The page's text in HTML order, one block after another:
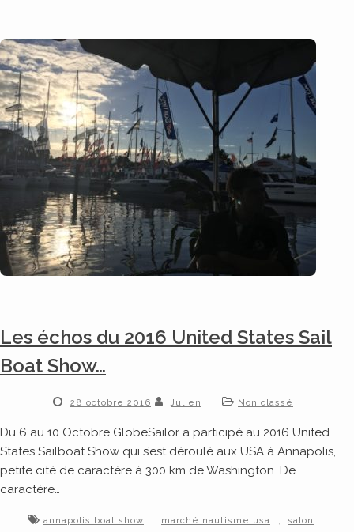
Les échos du 2016 United States Sail
Boat Show…
28 octobre 2016 Julien Non classé
Du 6 au 10 Octobre GlobeSailor a participé au 2016 United
States Sailboat Show qui s’est déroulé aux USA à Annapolis,
petite cité de caractère à 300 km de Washington. De
caractère…
annapolis boat show marché nautisme usa
salon